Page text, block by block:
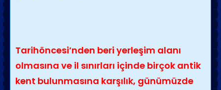
Tarihöncesi’nden beri yerleşim alanı
olmasına ve il sınırları içinde birçok antik
kent bulunmasına karşılık, günümüzde